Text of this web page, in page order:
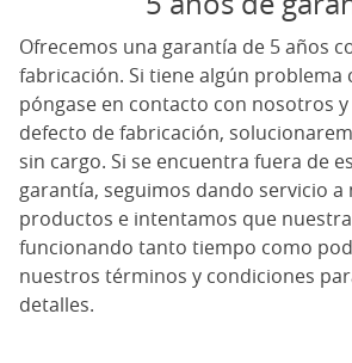
Ofrecemos una garantía de 5 años
fabricación. Si tiene algún problema
póngase en contacto con nosotros
defecto de fabricación,
sin cargo. Si se encuentra fuera de
garantía, seguimos dando servicio a
productos e intentamos que
funcionando tanto tiempo como
nuestros términos y condiciones
detalles.